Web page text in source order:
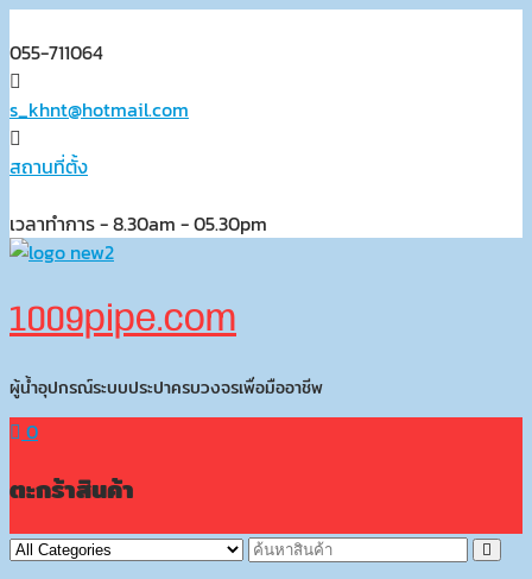
to
content
055-711064
s_khnt@hotmail.com
สถานที่ตั้ง
เวลาทำการ - 8.30am - 05.30pm
1009pipe.com
ผู้น้ำอุปกรณ์ระบบประปาครบวงจรเพื่อมืออาชีพ
0
ตะกร้าสินค้า